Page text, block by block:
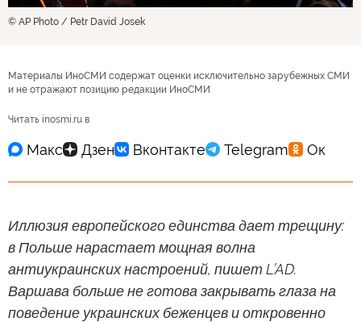
© AP Photo / Petr David Josek
Материалы ИноСМИ содержат оценки исключительно зарубежных СМИ
и не отражают позицию редакции ИноСМИ
Читать inosmi.ru в
Иллюзия европейского единства дает трещину:
в Польше нарастает мощная волна
антиукраинских настроений, пишет L’AD.
Варшава больше не готова закрывать глаза на
поведение украинских беженцев и откровенно